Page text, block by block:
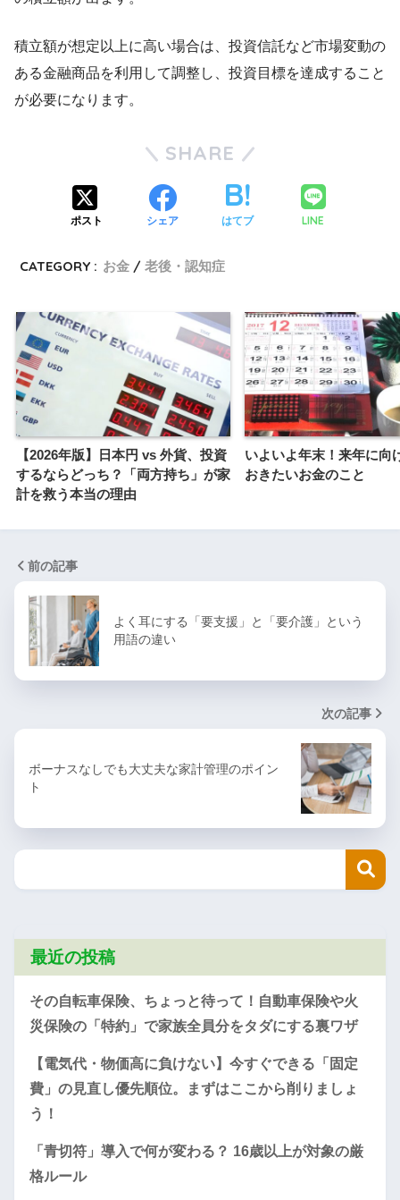
積立額が想定以上に高い場合は、投資信託など市場変動の
ある金融商品を利用して調整し、投資目標を達成すること
が必要になります。
SHARE
ポスト シェア はてブ LINE
CATEGORY : お金 老後・認知症
【2026年版】日本円 vs 外貨、投資
するならどっち？「両方持ち」が家
計を救う本当の理由
いよいよ年末！来年に向
おきたいお金のこと
前の記事
よく耳にする「要支援」と「要介護」という
用語の違い
次の記事
ボーナスなしでも大丈夫な家計管理のポイン
ト
最近の投稿
その自転車保険、ちょっと待って！自動車保険や火
災保険の「特約」で家族全員分をタダにする裏ワザ
【電気代・物価高に負けない】今すぐできる「固定
費」の見直し優先順位。まずはここから削りましょ
う！
「青切符」導入で何が変わる？ 16歳以上が対象の厳
格ルール